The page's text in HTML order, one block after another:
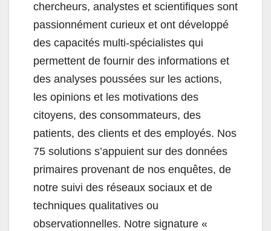
chercheurs, analystes et scientifiques sont
passionnément curieux et ont développé
des capacités multi-spécialistes qui
permettent de fournir des informations et
des analyses poussées sur les actions,
les opinions et les motivations des
citoyens, des consommateurs, des
patients, des clients et des employés. Nos
75 solutions s’appuient sur des données
primaires provenant de nos enquêtes, de
notre suivi des réseaux sociaux et de
techniques qualitatives ou
observationnelles. Notre signature «